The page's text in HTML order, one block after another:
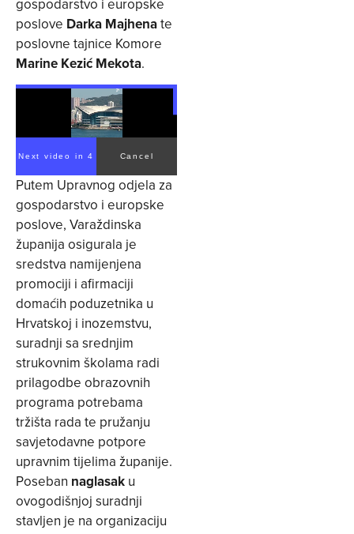
poslove Darka Majhenate
poslovne tajnice Komore
Marine Kezić Mekota.
Next video in 3 Cancel
Putem Upravnog odjela za
gospodarstvo i europske
poslove, Varaždinska
županija osigurala je
sredstva namijenjena
promociji i afirmaciji
domaćih poduzetnika u
Hrvatskoj i inozemstvu,
suradnji sa srednjim
strukovnim školama radi
prilagodbe obrazovnih
programa potrebama
tržišta rada te pružanju
savjetodavne potpore
upravnim tijelima županije.
Poseban naglasak u
ovogodišnjoj suradnji
stavljen je na organizaciju